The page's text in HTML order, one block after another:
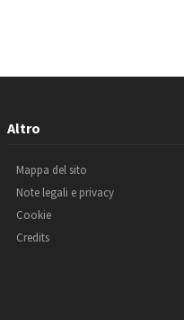
Altro
Mappa del sito
Note legali e privacy
Cookie
Credits